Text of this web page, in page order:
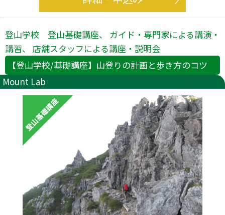
登山学校 登山基礎講座、 ガイド・専門家による講演・
講習、 店舗スタッフによる講座・説明会
【登山学校/基礎講座】山登りの計画と歩き方のコツ
Mount Lab